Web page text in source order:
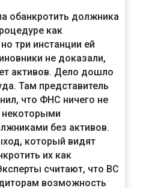
обанкротить должника
как
три инстанции ей
не доказали,
активов. Дело дошло
Там представитель
что ФНС ничего не
без активов.
который видят
их как
считают, что ВС
возможность